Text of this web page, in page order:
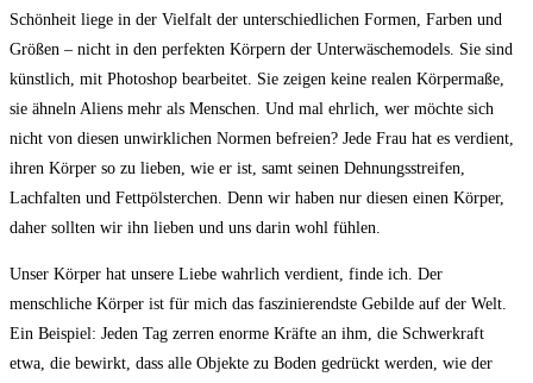
Schönheit liege in der Vielfalt der unterschiedlichen Formen, Farben und
Größen – nicht in den perfekten Körpern der Unterwäschemodels. Sie sind
künstlich, mit Photoshop bearbeitet. Sie zeigen keine realen Körpermaße,
sie ähneln Aliens mehr als Menschen. Und mal ehrlich, wer möchte sich
nicht von diesen unwirklichen Normen befreien? Jede Frau hat es verdient,
ihren Körper so zu lieben, wie er ist, samt seinen Dehnungsstreifen,
Lachfalten und Fettpölsterchen. Denn wir haben nur diesen einen Körper,
daher sollten wir ihn lieben und uns darin wohl fühlen.
Unser Körper hat unsere Liebe wahrlich verdient, finde ich. Der
menschliche Körper ist für mich das faszinierendste Gebilde auf der Welt.
Ein Beispiel: Jeden Tag zerren enorme Kräfte an ihm, die Schwerkraft
etwa, die bewirkt, dass alle Objekte zu Boden gedrückt werden, wie der